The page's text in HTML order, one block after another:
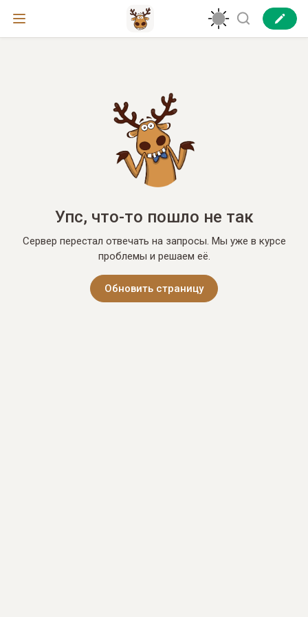
Упс, что-то пошло не так
Сервер перестал отвечать на запросы. Мы уже в курсе
проблемы и решаем её.
Обновить страницу